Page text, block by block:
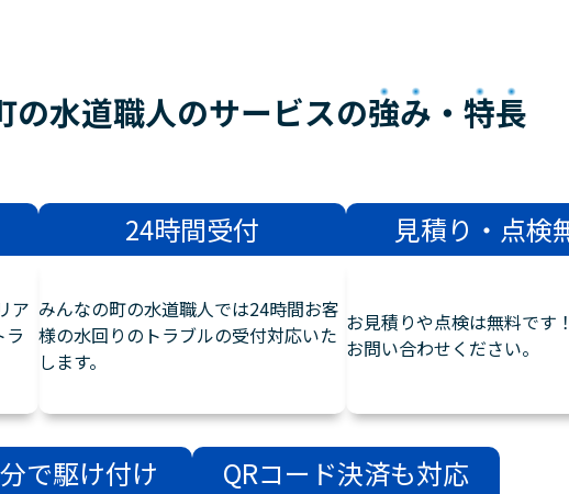
の水道職人のサービスの強み ・ 特長
ア
ラ
24時間受付
みんなの町の水道職人では24時間お客
様の水回りのトラブルの受付対応いた
します。
見積り・点検
お見積りや点検は無料です
お問い合わせください。
で駆け付け QRコード決済も対応